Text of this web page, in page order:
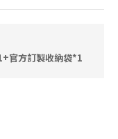
官方訂製收納袋*1